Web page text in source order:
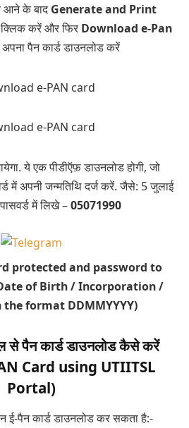
आने के बादGenerate and Print
करें और फिर Download e-Pan
पैन कार्ड डाउनलोड करें
ये एक पीडीऍफ़ डाउनलोड होगी, जो
में अपनी जन्मतिथि दर्ज करें. जैसे: 5 जुलाई
में लिखे –05071990
protected and password to
of Birth / Incorporation /
format DDMMYYYY)
से पैन कार्ड डाउनलोड कैसे करें
Card using UTIITSL
Portal)
ई-पैन कार्ड डाउनलोड कर सकता है:-